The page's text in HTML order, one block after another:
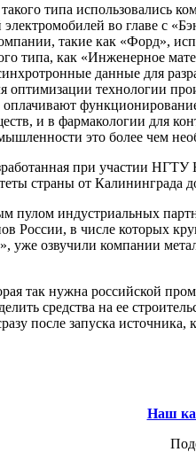
типа использовались
во главе с
такие как «Форд»,
типа, как «Инженерное
данные для
технологии
и в фармакологии для
это более чем
при участии НГТУ
страны от Калининграда
пулом индустриальных
России, в числе которых
озвучили компании
так нужна российской
средства на ее
после запуска
Наш